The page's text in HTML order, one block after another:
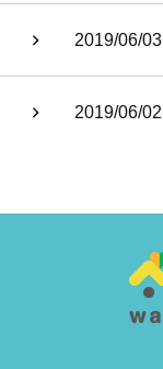
2019/06/03
2019/06/02